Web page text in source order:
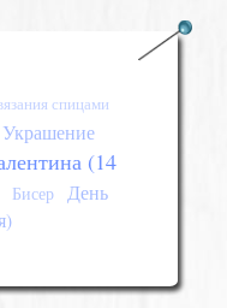
спицами
Украшение
(14
Бисер День